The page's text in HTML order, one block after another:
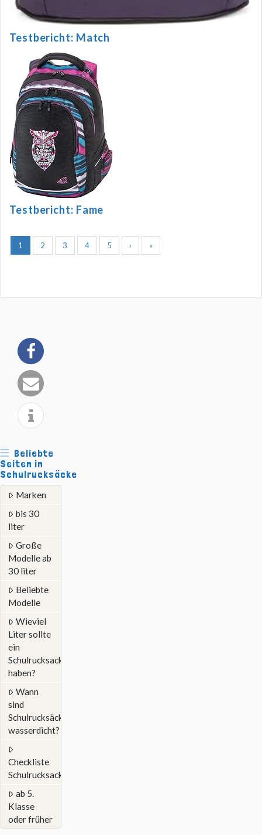
Testbericht: Match
Testbericht: Fame
1 2 3 4 5 › »
Beliebte
Seiten in
Schulrucksäcke
Marken
bis 30
liter
Große
Modelle ab
30 liter
Beliebte
Modelle
Wieviel
Liter sollte
ein
Schulrucksack
haben?
Wann
sind
Schulrucksäcke
wasserdicht?
Checkliste
Schulrucksack
ab 5.
Klasse
oder früher